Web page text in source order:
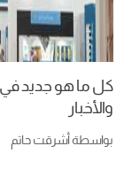
والأخبار
بواسطةأشرقت حاتم